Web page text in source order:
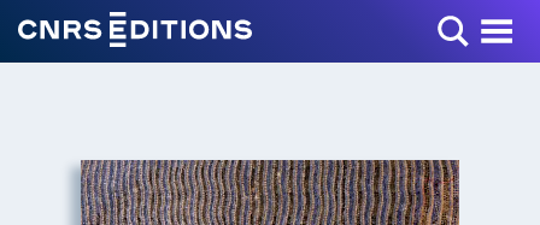
Toggle Menu
+